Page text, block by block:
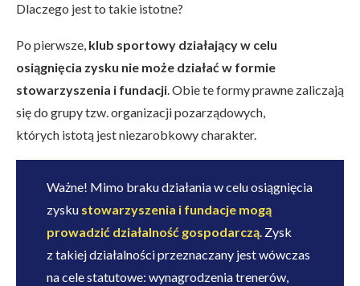
Dlaczego jest to takie istotne?
Po pierwsze, klub sportowy działający w celu
osiągnięcia zysku nie może działać w formie
stowarzyszenia i fundacji. Obie te formy prawne zaliczają
się do grupy tzw. organizacji pozarządowych,
których istotą jest niezarobkowy charakter.
Ważne! Mimo braku działania w celu osiągnięcia
zysku stowarzyszenia i fundacje mogą
prowadzić działalność gospodarczą. Zysk
z takiej działalności przeznaczany jest wówczas
na cele statutowe: wynagrodzenia trenerów,